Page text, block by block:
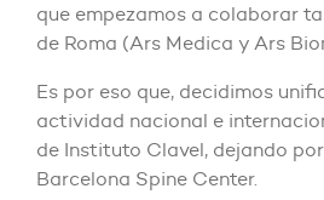
que empezamos a colaborar
de Roma (Ars Medica y Ars
Es por eso que, decidimos
actividad nacional e
de Instituto Clavel, dejando
Barcelona Spine Center.